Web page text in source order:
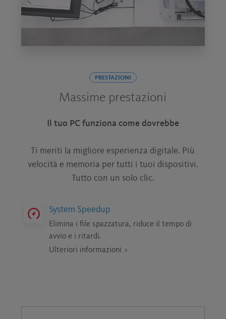
PRESTAZIONI
Massime prestazioni
Il tuo PC funziona come dovrebbe
Ti meriti la migliore esperienza digitale. Più
velocità e memoria per tutti i tuoi dispositivi.
Tutto con un solo clic.
System Speedup
Elimina i file spazzatura, riduce il tempo di
avvio e i ritardi.
Ulteriori informazioni >